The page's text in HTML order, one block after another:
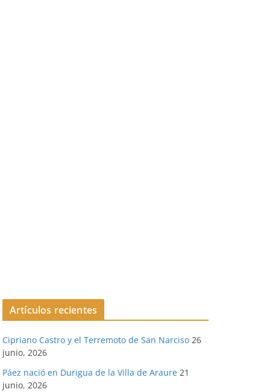
Artículos recientes
Cipriano Castro y el Terremoto de San Narciso 26
junio, 2026
Páez nació en Durigua de la Villa de Araure 21
junio, 2026